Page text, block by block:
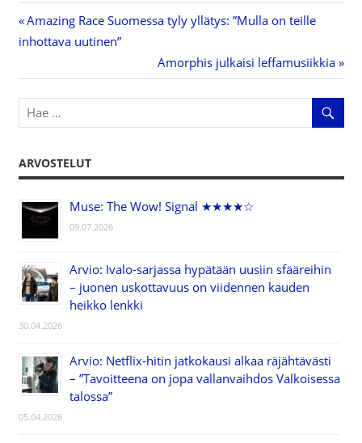
Artikkelien
selaus
Previous
Post:
Amazing Race Suomessa tyly yllätys: ”Mulla on teille
inhottava uutinen”
Next
Post:
Amorphis julkaisi leffamusiikkia
ARVOSTELUT
Muse: The Wow! Signal ★★★★☆
09.07.2026
Arvio: Ivalo-sarjassa hypätään uusiin sfääreihin
– juonen uskottavuus on viidennen kauden
heikko lenkki
30.04.2026
Arvio: Netflix-hitin jatkokausi alkaa räjähtävästi
– ”Tavoitteena on jopa vallanvaihdos Valkoisessa
talossa”
05.04.2026